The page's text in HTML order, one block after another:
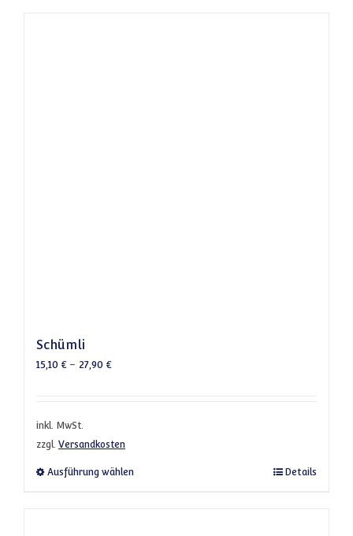
Schümli
15,10 €– 27,90 €
inkl. MwSt.
zzgl. Versandkosten
Ausführung wählen Dieses Produkt weist mehrere Varianten
Details